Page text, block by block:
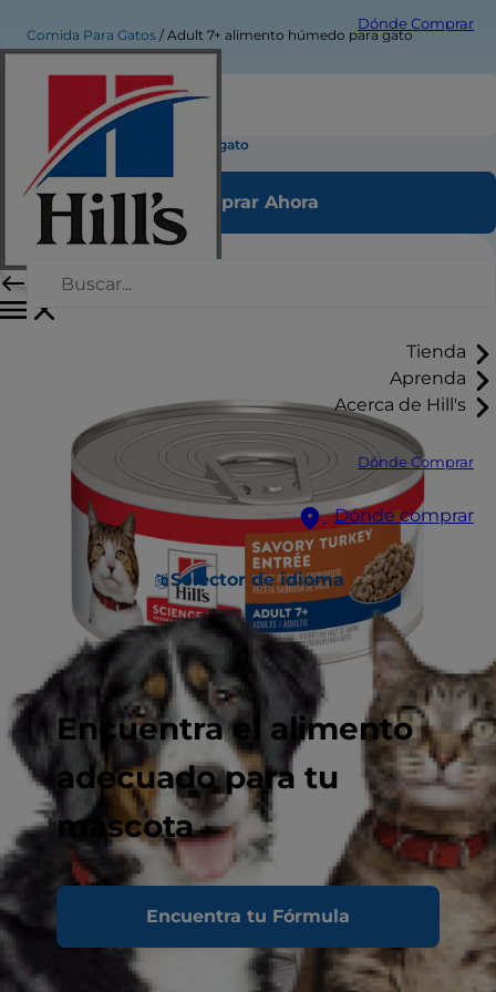
Dónde Comprar
Tienda
Aprenda
Acerca de Hill's
Dónde Comprar
Dónde comprar
Selector de idioma
Encuentra el alimento
adecuado para tu
mascota
Encuentra tu Fórmula
Comida Para Gatos Adult 7+ alimento húmedo para gato
Adult 7+ alimento húmedo para gato
Comprar Ahora